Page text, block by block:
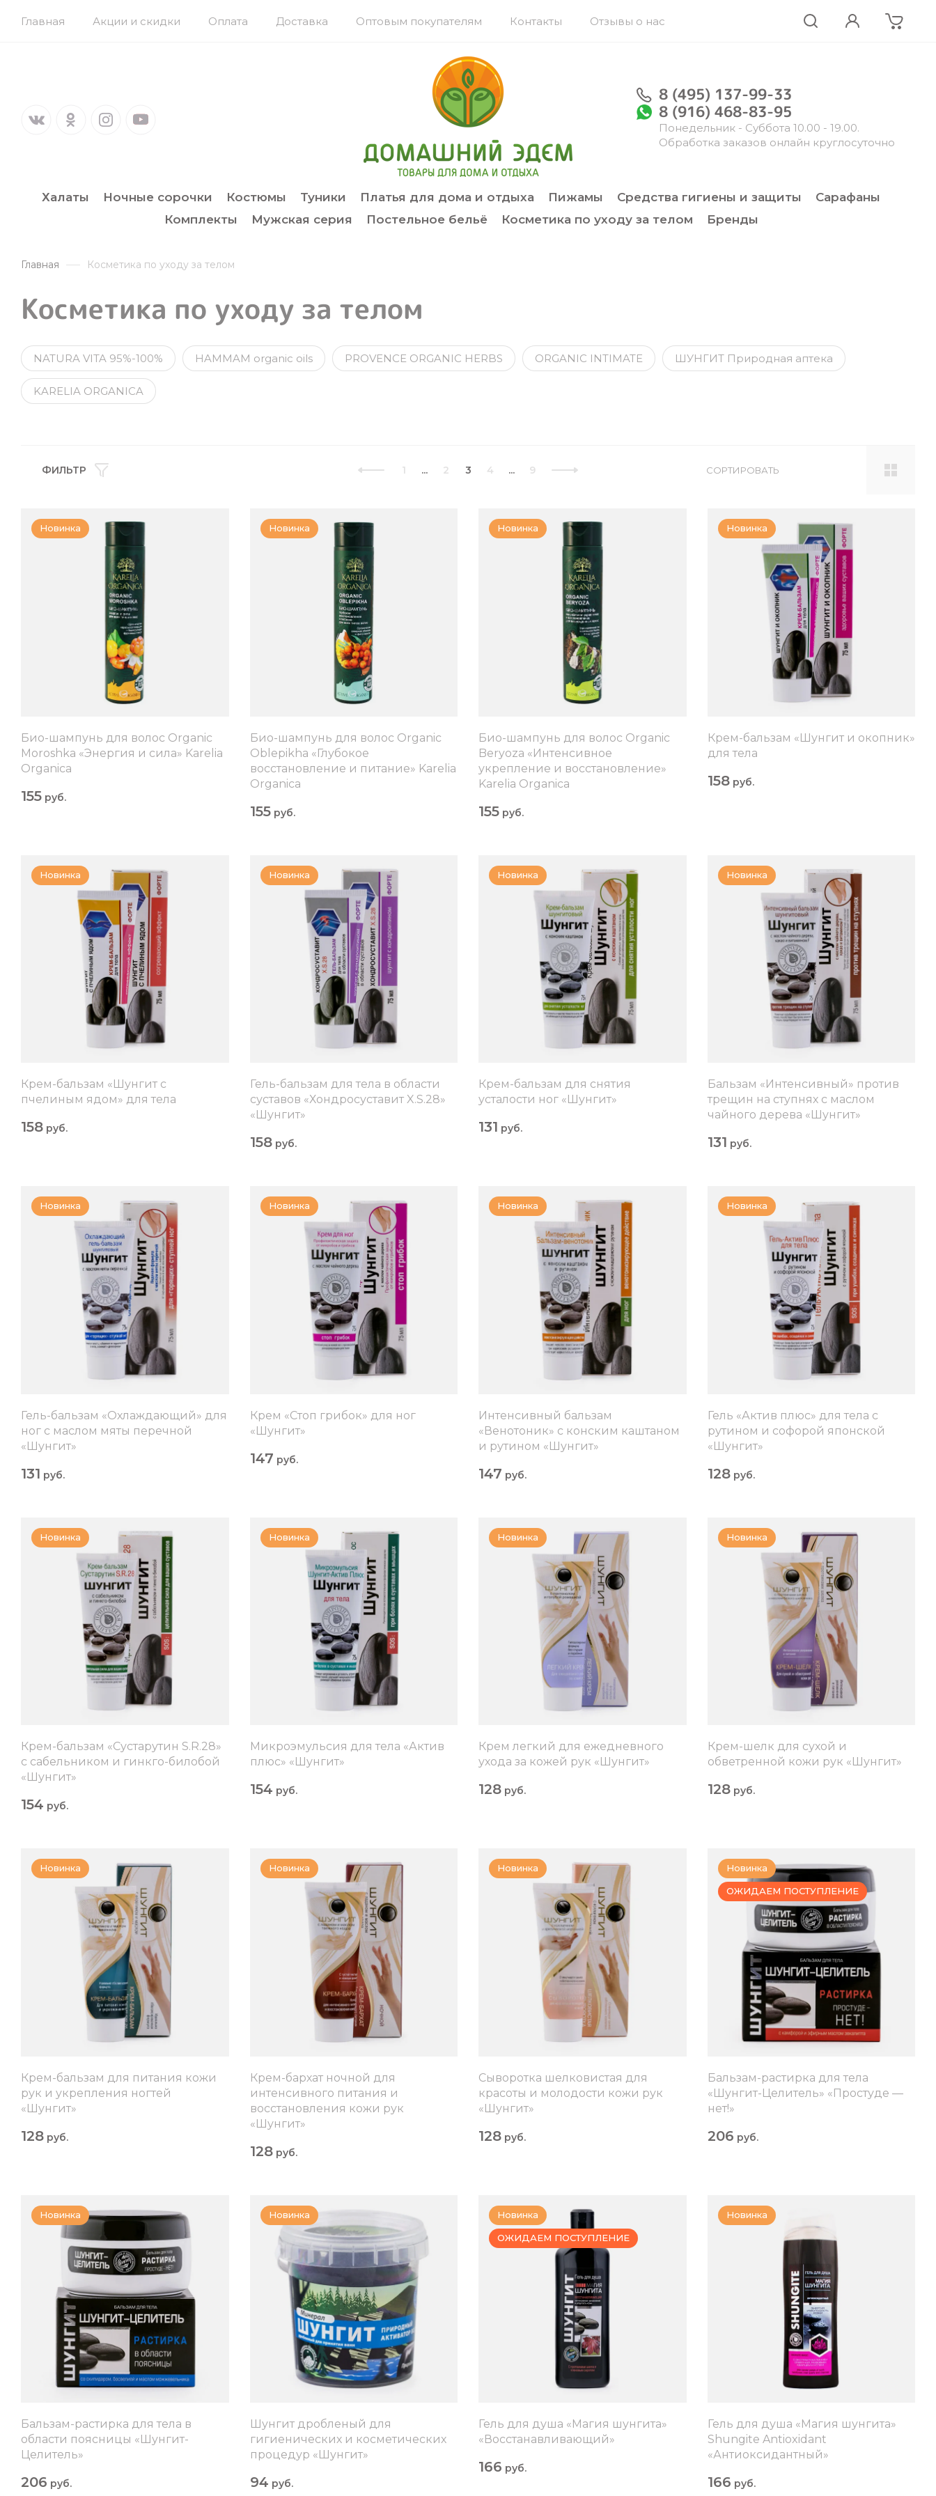
Главная Акции и скидки Оплата Доставка Оптовым покупателям Контакты Отзывы о нас
8 (495) 137-99-33
8 (916) 468-83-95
Понедельник - Суббота 10.00 - 19.00.
Обработка заказов онлайн круглосуточно
Халаты Ночные сорочки Костюмы Туники Платья для дома и отдыха Пижамы Средства гигиены и защиты
Сарафаны
Комплекты
Мужская серия Постельное бельё Косметика по уходу за телом Бренды
Главная Косметика по уходу за телом
Косметика по уходу за телом
NATURA VITA 95%-100% HAMMAM organic oils PROVENCE ORGANIC HERBS ORGANIC INTIMATE ШУНГИТ Природная аптека
KARELIA ORGANICA
ФИЛЬТР 1 ... 2 3 4 ... 9 СОРТИРОВАТЬ
Новинка
Био-шампунь для волос Organic
Moroshka «Энергия и сила» Karelia
Organica
155 руб.
Новинка
Био-шампунь для волос Organic
Oblepikha «Глубокое
восстановление и питание» Karelia
Organica
155руб.
Новинка
Био-шампунь для волос Organic
Beryoza «Интенсивное
укрепление и восстановление»
Karelia Organica
155 руб.
Новинка
Крем-бальзам «Шунгит и окопник»
для тела
158руб.
Новинка
Крем-бальзам «Шунгит с
пчелиным ядом» для тела
158 руб.
Новинка
Гель-бальзам для тела в области
суставов «Хондросуставит X.S.28»
«Шунгит»
158руб.
Новинка
Крем-бальзам для снятия
усталости ног «Шунгит»
131 руб.
Новинка
Бальзам «Интенсивный» против
трещин на ступнях с маслом
чайного дерева «Шунгит»
131 руб.
Новинка
Гель-бальзам «Охлаждающий» для
ног с маслом мяты перечной
«Шунгит»
131 руб.
Новинка
Крем «Стоп грибок» для ног
«Шунгит»
147 руб.
Новинка
Интенсивный бальзам
«Венотоник» с конским каштаном
и рутином «Шунгит»
147 руб.
Новинка
Гель «Актив плюс» для тела с
рутином и софорой японской
«Шунгит»
128руб.
Новинка
Крем-бальзам «Сустарутин S.R.28»
с сабельником и гинкго-билобой
«Шунгит»
154 руб.
Новинка
Микроэмульсия для тела «Актив
плюс» «Шунгит»
154 руб.
Новинка
Крем легкий для ежедневного
ухода за кожей рук «Шунгит»
128 руб.
Новинка
Крем-шелк для сухой и
обветренной кожи рук «Шунгит»
128руб.
Новинка
Крем-бальзам для питания кожи
рук и укрепления ногтей
«Шунгит»
128 руб.
Новинка
Крем-бархат ночной для
интенсивного питания и
восстановления кожи рук
«Шунгит»
128руб.
Новинка
Сыворотка шелковистая для
красоты и молодости кожи рук
«Шунгит»
128 руб.
Новинка
ОЖИДАЕМ ПОСТУПЛЕНИЕ
Бальзам-растирка для тела
«Шунгит-Целитель» «Простуде —
нет!»
206 руб.
Новинка
Бальзам-растирка для тела в
области поясницы «Шунгит-
Целитель»
206 руб.
Новинка
Шунгит дробленый для
гигиенических и косметических
процедур «Шунгит»
94 руб.
Новинка
ОЖИДАЕМ ПОСТУПЛЕНИЕ
Гель для душа «Магия шунгита»
«Восстанавливающий»
166 руб.
Новинка
Гель для душа «Магия шунгита»
Shungite Antioxidant
«Антиоксидантный»
166 руб.